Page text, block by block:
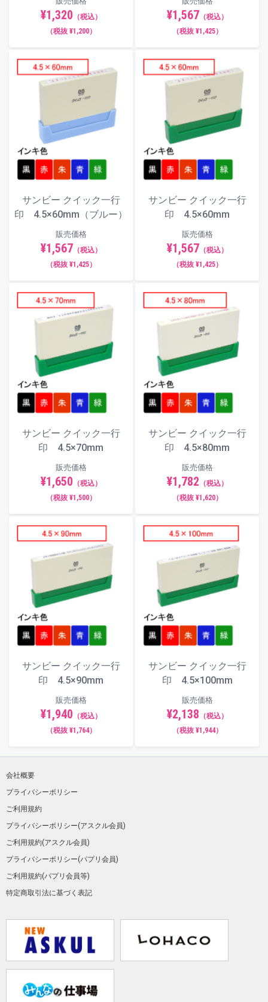
¥1,320 （税込）
（税抜 ¥1,200）
¥1,567 （税込）
（税抜 ¥1,425）
サンビー クイック一行
印 4.5×60mm（ブルー）
販売価格
¥1,567 （税込）
（税抜 ¥1,425）
サンビー クイック一行
印 4.5×60mm
販売価格
¥1,567 （税込）
（税抜 ¥1,425）
サンビー クイック一行
印 4.5×70mm
販売価格
¥1,650 （税込）
（税抜 ¥1,500）
サンビー クイック一行
印 4.5×80mm
販売価格
¥1,782 （税込）
（税抜 ¥1,620）
サンビー クイック一行
印 4.5×90mm
販売価格
¥1,940 （税込）
（税抜 ¥1,764）
サンビー クイック一行
印 4.5×100mm
販売価格
¥2,138 （税込）
（税抜 ¥1,944）
会社概要
プライバシーポリシー
ご利用規約
プライバシーポリシー(アスクル会員)
ご利用規約(アスクル会員)
プライバシーポリシー(パプリ会員)
ご利用規約(パプリ会員等)
特定商取引法に基づく表記